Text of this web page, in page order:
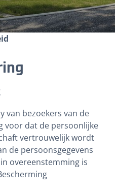
van bezoekers van de
voor dat de persoonlijke
vertrouwelijk wordt
de persoonsgegevens
overeenstemming is